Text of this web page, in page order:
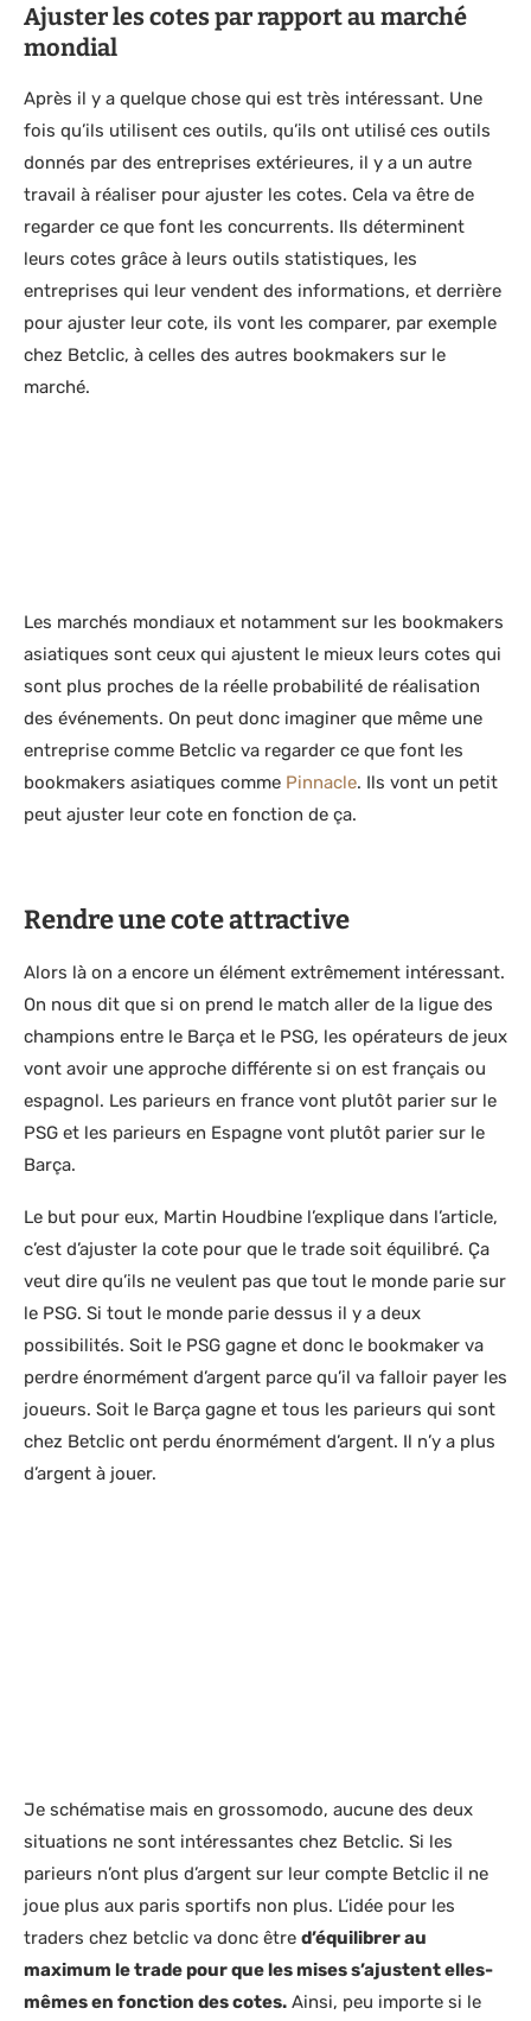
Ajuster les cotes par rapport au marché
mondial
Après il y a quelque chose qui est très intéressant. Une
fois qu’ils utilisent ces outils, qu’ils ont utilisé ces outils
donnés par des entreprises extérieures, il y a un autre
travail à réaliser pour ajuster les cotes. Cela va être de
regarder ce que font les concurrents. Ils déterminent
leurs cotes grâce à leurs outils statistiques, les
entreprises qui leur vendent des informations, et derrière
pour ajuster leur cote, ils vont les comparer, par exemple
chez Betclic, à celles des autres bookmakers sur le
marché.
Les marchés mondiaux et notamment sur les bookmakers
asiatiques sont ceux qui ajustent le mieux leurs cotes qui
sont plus proches de la réelle probabilité de réalisation
des événements. On peut donc imaginer que même une
entreprise comme Betclic va regarder ce que font les
bookmakers asiatiques comme Pinnacle. Ils vont un petit
peut ajuster leur cote en fonction de ça.
Rendre une cote attractive
Alors là on a encore un élément extrêmement intéressant.
On nous dit que si on prend le match aller de la ligue des
champions entre le Barça et le PSG, les opérateurs de jeux
vont avoir une approche différente si on est français ou
espagnol. Les parieurs en france vont plutôt parier sur le
PSG et les parieurs en Espagne vont plutôt parier sur le
Barça.
Le but pour eux, Martin Houdbine l’explique dans l’article,
c’est d’ajuster la cote pour que le trade soit équilibré. Ça
veut dire qu’ils ne veulent pas que tout le monde parie sur
le PSG. Si tout le monde parie dessus il y a deux
possibilités. Soit le PSG gagne et donc le bookmaker va
perdre énormément d’argent parce qu’il va falloir payer les
joueurs. Soit le Barça gagne et tous les parieurs qui sont
chez Betclic ont perdu énormément d’argent. Il n’y a plus
d’argent à jouer.
Je schématise mais en grossomodo, aucune des deux
situations ne sont intéressantes chez Betclic. Si les
parieurs n’ont plus d’argent sur leur compte Betclic il ne
joue plus aux paris sportifs non plus. L’idée pour les
traders chez betclic va donc être d’équilibrer au
maximum le trade pour que les mises s’ajustent elles-
mêmes en fonction des cotes. Ainsi, peu importe si le